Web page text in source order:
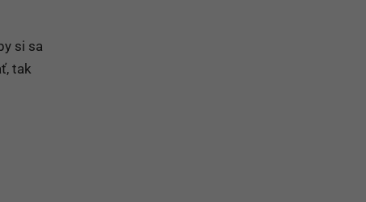
si sa
tak